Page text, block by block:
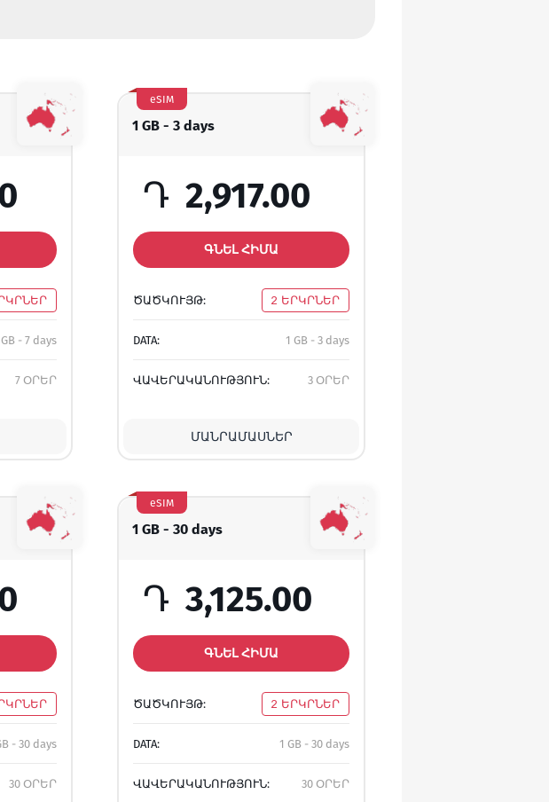
GB - 7 days
7 ՕՐԵՐ
1 GB - 3 days
eSIM
Դ 2,917.00
ԳՆԵԼ ՀԻՄԱ
ԾԱԾԿՈՒՅԹ: 2 ԵՐԿՐՆԵՐ
DATA: 1 GB - 3 days
ՎԱՎԵՐԱԿԱՆՈՒԹՅՈՒՆ: 3 ՕՐԵՐ
ՄԱՆՐԱՄԱՍՆԵՐ
- 30 days
30 ՕՐԵՐ
1 GB - 30 days
eSIM
Դ 3,125.00
ԳՆԵԼ ՀԻՄԱ
ԾԱԾԿՈՒՅԹ: 2 ԵՐԿՐՆԵՐ
DATA: 1 GB - 30 days
ՎԱՎԵՐԱԿԱՆՈՒԹՅՈՒՆ: 30 ՕՐԵՐ